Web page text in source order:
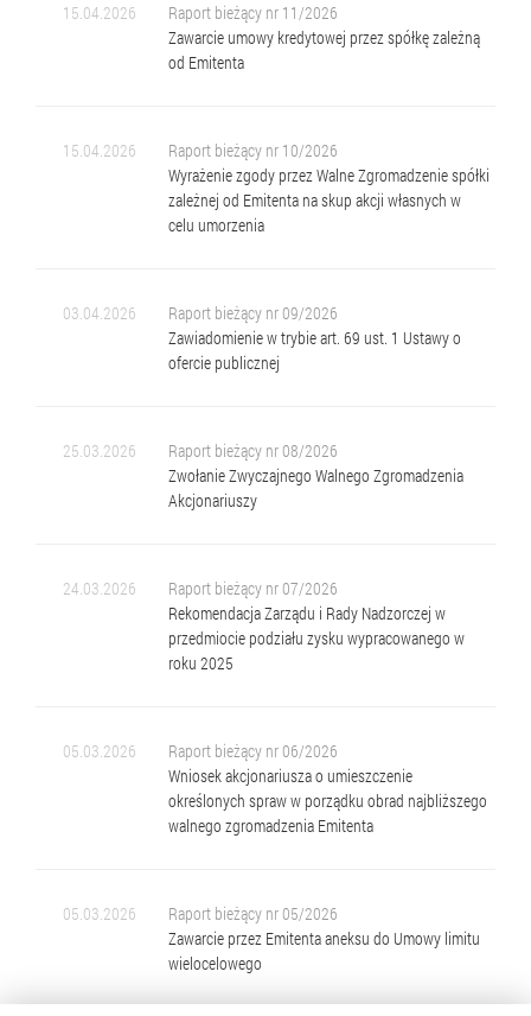
15.04.2026
Raport bieżący nr 11/2026
Zawarcie umowy kredytowej przez spółkę zależną
od Emitenta
15.04.2026
Raport bieżący nr 10/2026
Wyrażenie zgody przez Walne Zgromadzenie spółki
zależnej od Emitenta na skup akcji własnych w
celu umorzenia
03.04.2026
Raport bieżący nr 09/2026
Zawiadomienie w trybie art. 69 ust. 1 Ustawy o
ofercie publicznej
25.03.2026
Raport bieżący nr 08/2026
Zwołanie Zwyczajnego Walnego Zgromadzenia
Akcjonariuszy
24.03.2026
Raport bieżący nr 07/2026
Rekomendacja Zarządu i Rady Nadzorczej w
przedmiocie podziału zysku wypracowanego w
roku 2025
05.03.2026
Raport bieżący nr 06/2026
Wniosek akcjonariusza o umieszczenie
określonych spraw w porządku obrad najbliższego
walnego zgromadzenia Emitenta
05.03.2026
Raport bieżący nr 05/2026
Zawarcie przez Emitenta aneksu do Umowy limitu
wielocelowego